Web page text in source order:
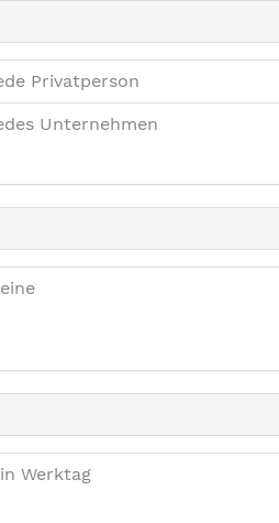
Privatperson
Unternehmen
Werktag